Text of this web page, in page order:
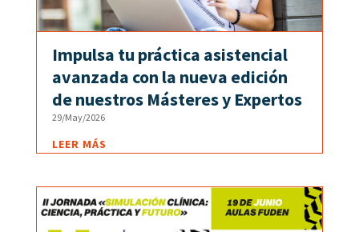
Impulsa tu práctica asistencial
avanzada con la nueva edición
de nuestros Másteres y Expertos
29/May/2026
LEER MÁS